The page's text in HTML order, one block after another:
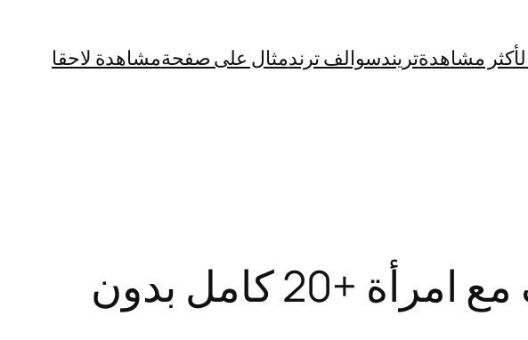
مشاهدةتريندسوالف ترندمثال على صفحةمشاهدة لاحقا
“حصريا” فيديو فضيحة عبيدة الشواف مع امرأة +20 كامل بدون